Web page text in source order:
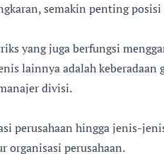
semakin penting posisi
yang juga berfungsi
lainnya adalah keberadaan
divisi.
perusahaan hingga jenis-
organisasi perusahaan.